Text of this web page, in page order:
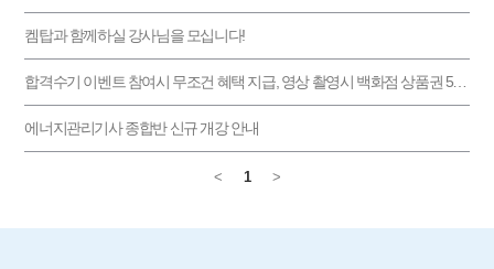
켐탑과 함께하실 강사님을 모십니다!
합격수기 이벤트 참여시 무조건 혜택 지급, 영상 촬영시 백화점 상품권 50,000원 지급
에너지관리기사 종합반 신규 개강 안내
< 1 >